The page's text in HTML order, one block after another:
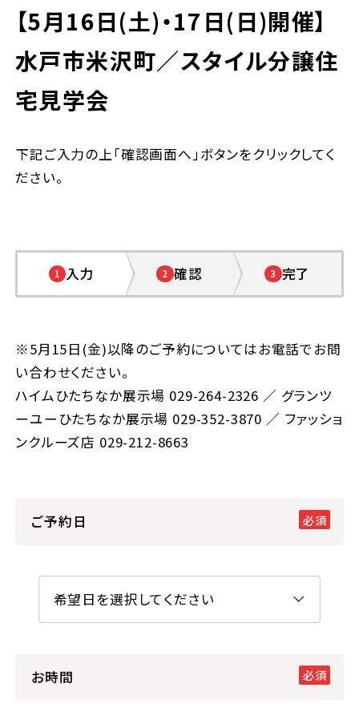
【5月16日(土)・17日(日)開催】
水戸市米沢町／スタイル分譲住
宅見学会
下記ご入力の上「確認画面へ」ボタンをクリックしてく
ださい。
1 入力 2 確認 3 完了
※5月15日(金)以降のご予約についてはお電話でお問
い合わせください。
ハイムひたちなか展示場 029-264-2326 ／ グランツ
ーユーひたちなか展示場 029-352-3870 ／ ファッショ
ンクルーズ店 029-212-8663
ご予約日
お時間